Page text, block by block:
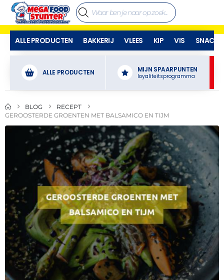
ALLE PRODUCTEN BAKKERIJ VLEES KIP VIS SNACKS
ALLE PRODUCTEN MIJN SPAARPUNTEN
loyaliteitsprogramma
BLOG
RECEPT
GEROOSTERDE GROENTEN MET BALSAMICO EN TIJM